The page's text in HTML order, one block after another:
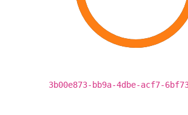
3b00e873-bb9a-4dbe-acf7-